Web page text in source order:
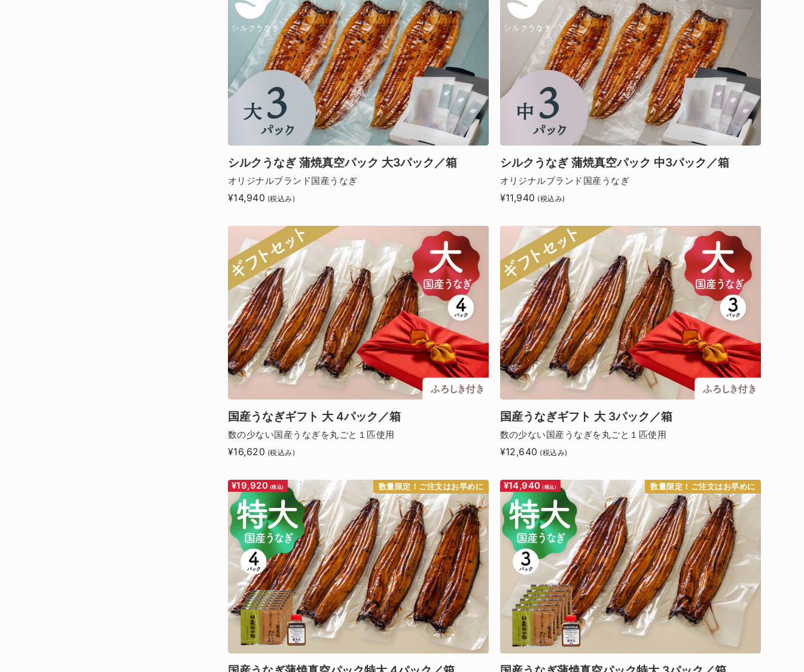
シルクうなぎ 蒲焼真空パック 大3パック／箱
オリジナルブランド国産うなぎ
¥14,940 (税込み)
シルクうなぎ 蒲焼真空パック 中3パック／箱
オリジナルブランド国産うなぎ
¥11,940 (税込み)
国産うなぎギフト 大 4パック／箱
数の少ない国産うなぎを丸ごと１匹使用
¥16,620 (税込み)
国産うなぎギフト 大 3パック／箱
数の少ない国産うなぎを丸ごと１匹使用
¥12,640 (税込み)
数量限定！ご注文はお早めに
¥19,920 (税込) 数量限定！ご注文はお早めに
¥14,940 (税込)